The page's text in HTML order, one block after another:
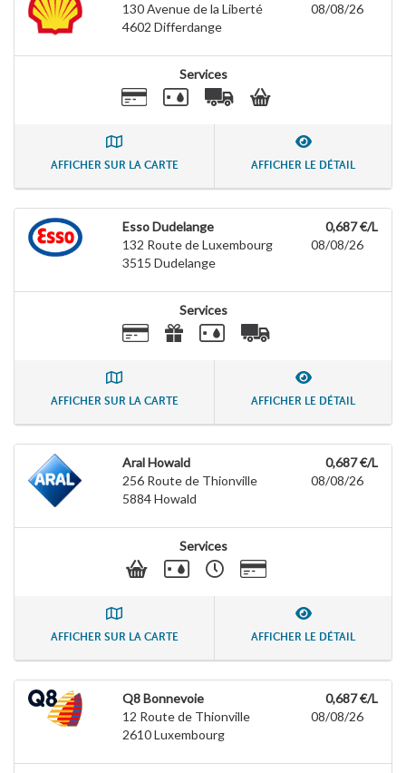
130 Avenue de la Liberté
4602 Differdange
08/08/26
Services
AFFICHER SUR LA CARTE AFFICHER LE DÉTAIL
Esso Dudelange
132 Route de Luxembourg
3515 Dudelange
0,687 €/L
08/08/26
Services
AFFICHER SUR LA CARTE AFFICHER LE DÉTAIL
Aral Howald
256 Route de Thionville
5884Howald
0,687 €/L
08/08/26
Services
AFFICHER SUR LA CARTE AFFICHER LE DÉTAIL
Q8 Bonnevoie
12 Route de Thionville
2610Luxembourg
0,687 €/L
08/08/26